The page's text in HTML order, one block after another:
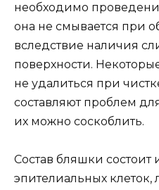
необходимо
она не смывается при
вследствие наличия
поверхности.
не удалиться при
составляют проблем
их можно соскоблить.
Состав бляшки
эпителиальных клеток,